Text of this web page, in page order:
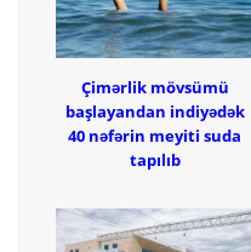
Çimərlik mövsümü
başlayandan indiyədək
40 nəfərin meyiti suda
tapılıb